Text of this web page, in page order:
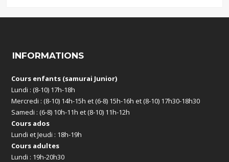
INFORMATIONS
Cours enfants (samurai Junior)
Lundi : (8-10) 17h-18h
Mercredi : (8-10) 14h-15h et (6-8) 15h-16h et (8-10) 17h30-18h30
Samedi : (6-8) 10h-11h et (8-10) 11h-12h
Cours ados
Lundi et Jeudi : 18h-19h
Cours adultes
Lundi : 19h-20h30